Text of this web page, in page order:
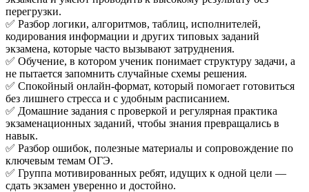
перегрузки.
✅ Разбор логики, алгоритмов, таблиц, исполнителей,
кодирования информации и других типовых заданий
экзамена, которые часто вызывают затруднения.
✅ Обучение, в котором ученик понимает структуру задачи, а
не пытается запомнить случайные схемы решения.
✅ Спокойный онлайн-формат, который помогает готовиться
без лишнего стресса и с удобным расписанием.
✅ Домашние задания с проверкой и регулярная практика
экзаменационных заданий, чтобы знания превращались в
навык.
✅ Разбор ошибок, полезные материалы и сопровождение по
ключевым темам ОГЭ.
✅ Группа мотивированных ребят, идущих к одной цели —
сдать экзамен уверенно и достойно.